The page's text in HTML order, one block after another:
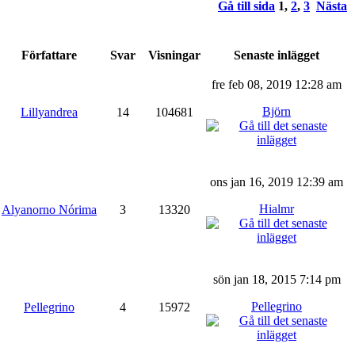
Gå till sida 1, 2, 3 Nästa
Författare Svar Visningar Senaste inlägget
Lillyandrea 14 104681
fre feb 08, 2019 12:28 am
Björn
Alyanorno Nórima 3 13320
ons jan 16, 2019 12:39 am
Hialmr
Pellegrino 4 15972
sön jan 18, 2015 7:14 pm
Pellegrino